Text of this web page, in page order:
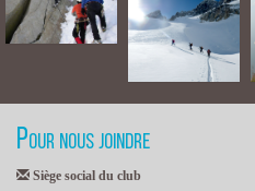
Pour nous joindre
Siège social du club